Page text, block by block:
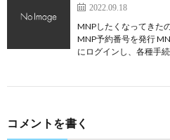
2022.09.18
MNPしたくなってきた
MNP予約番号を発行
にログインし、各種手
コメントを書く